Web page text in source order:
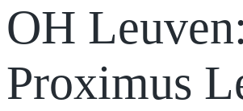
OH Leuven:
Proximus